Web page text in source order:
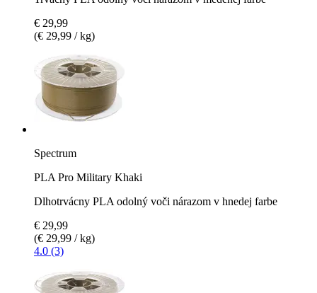
€ 29,99
(€ 29,99 / kg)
Spectrum
PLA Pro Military Khaki
Dlhotrvácny PLA odolný voči nárazom v hnedej farbe
€ 29,99
(€ 29,99 / kg)
4.0 (3)